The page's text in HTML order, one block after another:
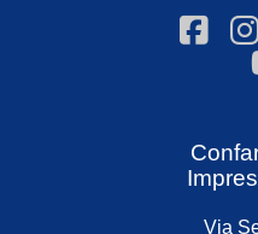
Via